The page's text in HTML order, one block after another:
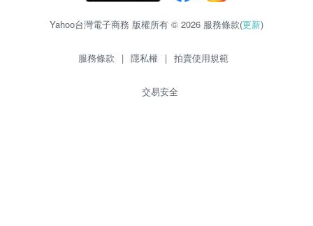
Yahoo台灣電子商務 版權所有 © 2026 服務條款(更新)
服務條款 | 隱私權 | 拍賣使用規範
交易安全